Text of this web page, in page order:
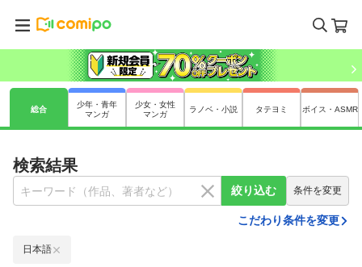
総合
少年・青年
マンガ
少女・女性
マンガ
ラノベ・小説 タテヨミ ボイス・ASMR
検索結果
絞り込む 条件を変更
こだわり条件を変更
日本語